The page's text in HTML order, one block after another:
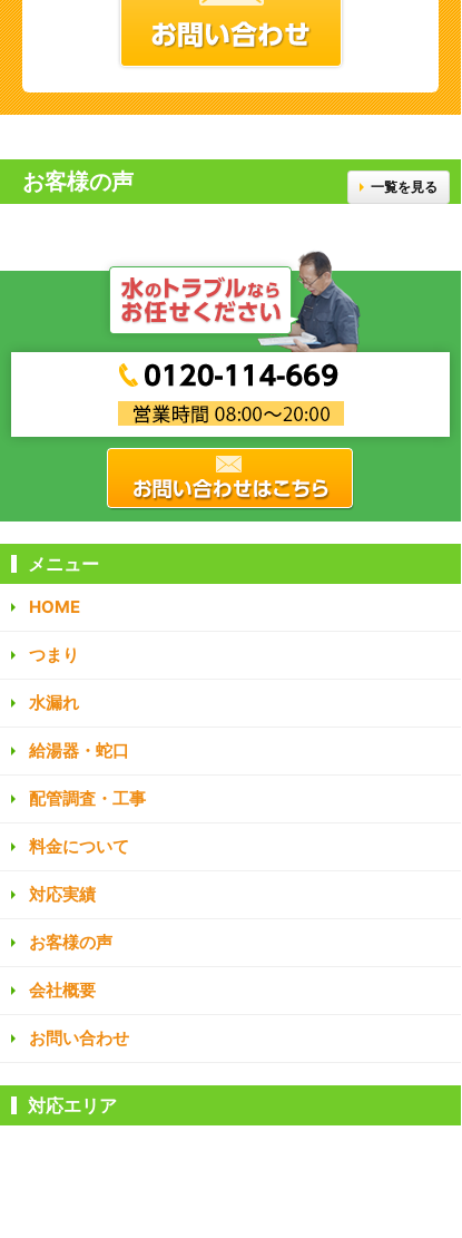
お客様の声 一覧を見る
メニュー
HOME
つまり
水漏れ
給湯器・蛇口
配管調査・工事
料金について
対応実績
お客様の声
会社概要
お問い合わせ
対応エリア